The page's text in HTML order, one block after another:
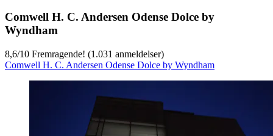
Comwell H. C. Andersen Odense Dolce by
Wyndham
8,6/10 Fremragende! (1.031 anmeldelser)
Comwell H. C. Andersen Odense Dolce by Wyndham